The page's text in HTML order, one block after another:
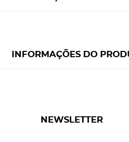
INFORMAÇÕES DO
NEWSLETTER